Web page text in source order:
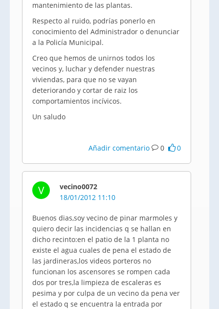
mantenimiento de las plantas.
Respecto al ruido, podrías ponerlo en
conocimiento del Administrador o denunciar
a la Policía Municipal.
Creo que hemos de unirnos todos los
vecinos y, luchar y defender nuestras
viviendas, para que no se vayan
deteriorando y cortar de raiz los
comportamientos incívicos.
Un saludo
Añadir comentario 0 0
V
vecino0072
18/01/2012 11:10
Buenos dias,soy vecino de pinar marmoles y
quiero decir las incidencias q se hallan en
dicho recinto:en el patio de la 1 planta no
existe el agua cuales de pena el estado de
las jardineras,los videos porteros no
funcionan los ascensores se rompen cada
dos por tres,la limpieza de escaleras es
pesima y por culpa de un vecino da pena ver
el estado q se encuentra la entrada por